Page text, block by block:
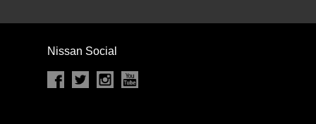
Nissan Social